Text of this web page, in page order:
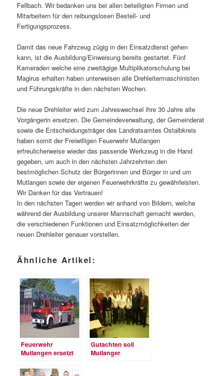
Fellbach. Wir bedanken uns bei allen beteiligten Firmen und
Mitarbeitern für den reibungslosen Bestell- und
Fertigungsprozess.
Damit das neue Fahrzeug zügig in den Einsatzdienst gehen
kann, ist die Ausbildung/Einweisung bereits gestartet. Fünf
Kameraden welche eine zweitägige Multiplikatorschulung bei
Magirus erhalten haben unterweisen alle Drehleitermaschinisten
und Führungskräfte in den nächsten Wochen.
Die neue Drehleiter wird zum Jahreswechsel ihre 30 Jahre alte
Vorgängerin ersetzen. Die Gemeindeverwaltung, der Gemeinderat
sowie die Entscheidungsträger des Landratsamtes Ostalbkreis
haben somit der Freiwilligen Feuerwehr Mutlangen
erfreulicherweise wieder das passende Werkzeug in die Hand
gegeben, um auch in den nächsten Jahrzehnten den
bestmöglichen Schutz der Bürgerinnen und Bürger in und um
Mutlangen sowie der eigenen Feuerwehrkräfte zu gewährleisten.
Wir Danken für das Vertrauen!
In den nächsten Tagen werden wir anhand von Bildern, welche
während der Ausbildung unserer Mannschaft gemacht werden,
die verschiedenen Funktionen und Einsatzmöglichkeiten der
neuen Drehleiter genauer vorstellen.
Ähnliche Artikel:
Feuerwehr
Mutlangen ersetzt
Gutachten soll
Mutlanger